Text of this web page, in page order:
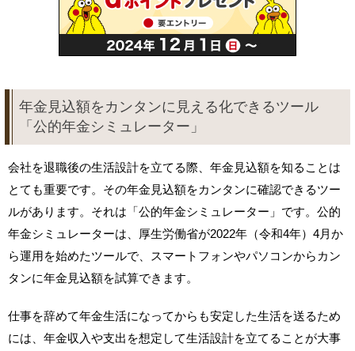
年金見込額をカンタンに見える化できるツール
「公的年金シミュレーター」
会社を退職後の生活設計を立てる際、年金見込額を知ることは
とても重要です。その年金見込額をカンタンに確認できるツー
ルがあります。それは「公的年金シミュレーター」です。公的
年金シミュレーターは、厚生労働省が2022年（令和4年）4月か
ら運用を始めたツールで、スマートフォンやパソコンからカン
タンに年金見込額を試算できます。
仕事を辞めて年金生活になってからも安定した生活を送るため
には、年金収入や支出を想定して生活設計を立てることが大事